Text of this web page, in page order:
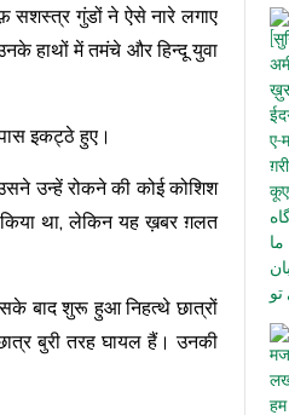
सशस्त्र गुंडों ने ऐसे नारे लगाए
हाथों में तमंचे और हिन्दू युवा
इकट्ठे हुए।
उन्हें रोकने की कोई कोशिश
किया था, लेकिन यह ख़बर ग़लत
बाद शुरू हुआ निहत्थे छात्रों
बुरी तरह घायल हैं। उनकी